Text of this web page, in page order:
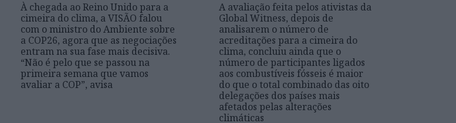
À chegada ao Reino Unido para a
cimeira do clima, a VISÃO falou
com o ministro do Ambiente sobre
a COP26, agora que as negociações
entram na sua fase mais decisiva.
“Não é pelo que se passou na
primeira semana que vamos
avaliar a COP”, avisa
A avaliação feita pelos ativistas da
Global Witness, depois de
analisarem o número de
acreditações para a cimeira do
clima, concluiu ainda que o
número de participantes ligados
aos combustíveis fósseis é maior
do que o total combinado das oito
delegações dos países mais
afetados pelas alterações
climáticas